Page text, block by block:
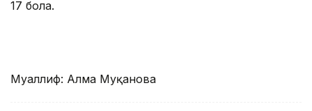
17 бола.
Муаллиф: Алма Муқанова